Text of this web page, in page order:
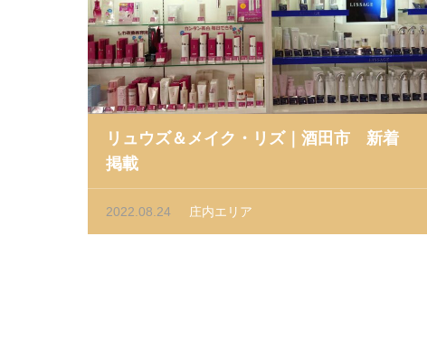
リュウズ＆メイク・リズ｜酒田市 新着
掲載
2022.08.24 庄内エリア